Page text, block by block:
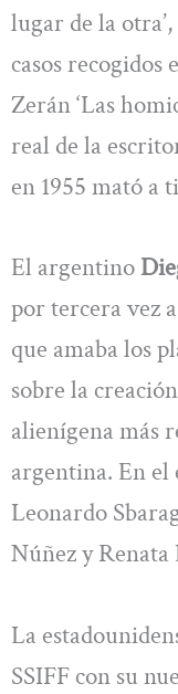
lugar de la
casos recogidos
Zerán ‘Las
real de la
en 1955 mató a
El argentino
por tercera vez
que amaba los
sobre la
alienígena más
argentina. En el
Leonardo
Núñez y
La
SSIFF con su